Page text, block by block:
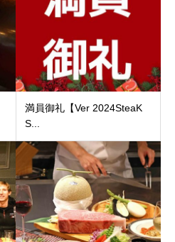
満員御礼【Ver 2024SteaK
S...